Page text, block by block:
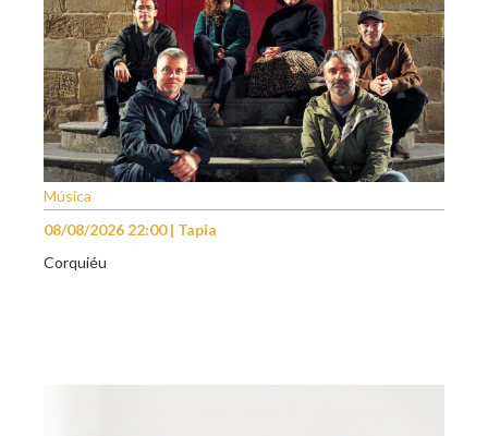
Música
08/08/2026 22:00 | Tapia
Corquiéu